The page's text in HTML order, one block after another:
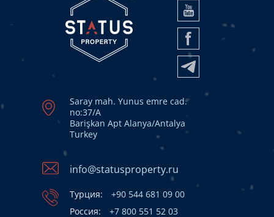
Saray mah. Yunus emre cad.
no:37/A
Barişkan Apt Alanya/Antalya
Turkey
info@statusproperty.ru
Турция:
+90 544 681 09 00
Россия:
+7 800 551 52 03